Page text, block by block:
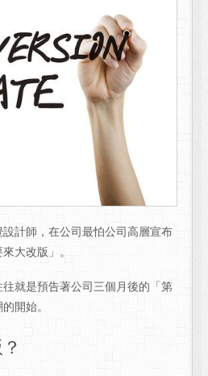
計師，在公司最怕公司高層宣布
大改版」。
就是預告著公司三個月後的「第
開始。